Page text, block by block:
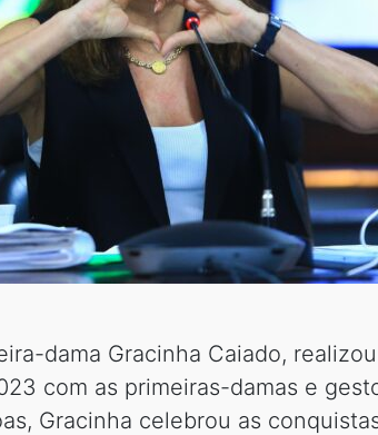
dama Gracinha Caiado,
com as primeiras-damas e
Gracinha celebrou as